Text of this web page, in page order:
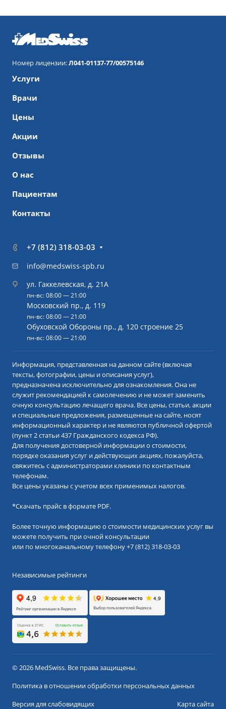
Номер лицензии:Л041-01137-77/00575146
Услуги
Врачи
Цены
Акции
Отзывы
О нас
Пациентам
Контакты
+7 (812) 318-03-03
info@medswiss-spb.ru
ул. Гаккелевская, д. 21А
пн-вс: 08:00 — 21:00
Московский пр., д. 119
пн-вс: 08:00 — 21:00
Обуховской Обороны пр., д. 120 строение 25
пн-вс: 08:00 — 21:00
Информация, представленная на данном сайте (включая
тексты, фотографии, цены и описания услуг),
предназначена исключительно для ознакомления. Она не
служит рекомендацией к самолечению и не может заменить
очную консультацию лечащего врача. Все цены, статьи, акции
и специальные предложения, размещенные на сайте, носят
информационный характер и не являются публичной офертой
(пункт 2 статьи 437 Гражданского кодекса РФ).
Для получения достоверной информации о стоимости,
порядке оказания услуг и действующих акциях, пожалуйста,
свяжитесь с администраторами клиники по контактным
телефонам.
Все цены указаны с учетом всех применимых налогов.
*Скачать прайс в формате PDF.
Более точную информацию о стоимости медицинских услуг вы
можете получить при очной консультации
или по многоканальному телефону+7 (812) 318-03-03
Независимые рейтинги
© 2026 MedSwiss. Все права защищены.
Политика в отношении обработки персональных данных
Версия для слабовидящих
Карта сайта